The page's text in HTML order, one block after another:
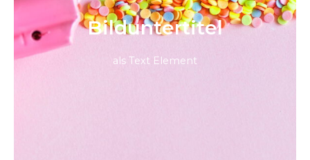
Bild­unter­titel
als Text Element